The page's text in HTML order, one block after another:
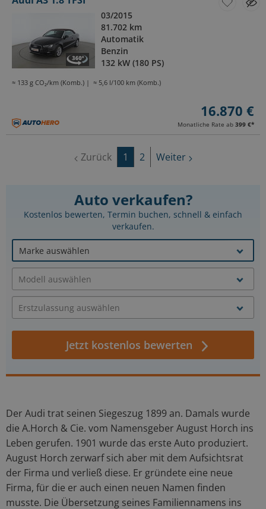
03/2015
81.702 km
Automatik
Benzin
132 kW (180 PS)
≈ 133 g CO₂/km (Komb.) ≈ 5,6 l/100 km (Komb.)
16.870 €
Monatliche Rate ab 399 €*
Zurück 1 2 Weiter
Auto verkaufen?
Kostenlos bewerten, Termin buchen, schnell & einfach
verkaufen.
Jetzt kostenlos bewerten
Der Audi trat seinen Siegeszug 1899 an. Damals wurde
die A.Horch & Cie. vom Namensgeber August Horch ins
Leben gerufen. 1901 wurde das erste Auto produziert.
August Horch zerwarf sich aber mit dem Aufsichtsrat
der Firma und verließ diese. Er gründete eine neue
Firma, für die er auch einen neuen Namen finden
musste. Die Übersetzung seines Familiennamens ins